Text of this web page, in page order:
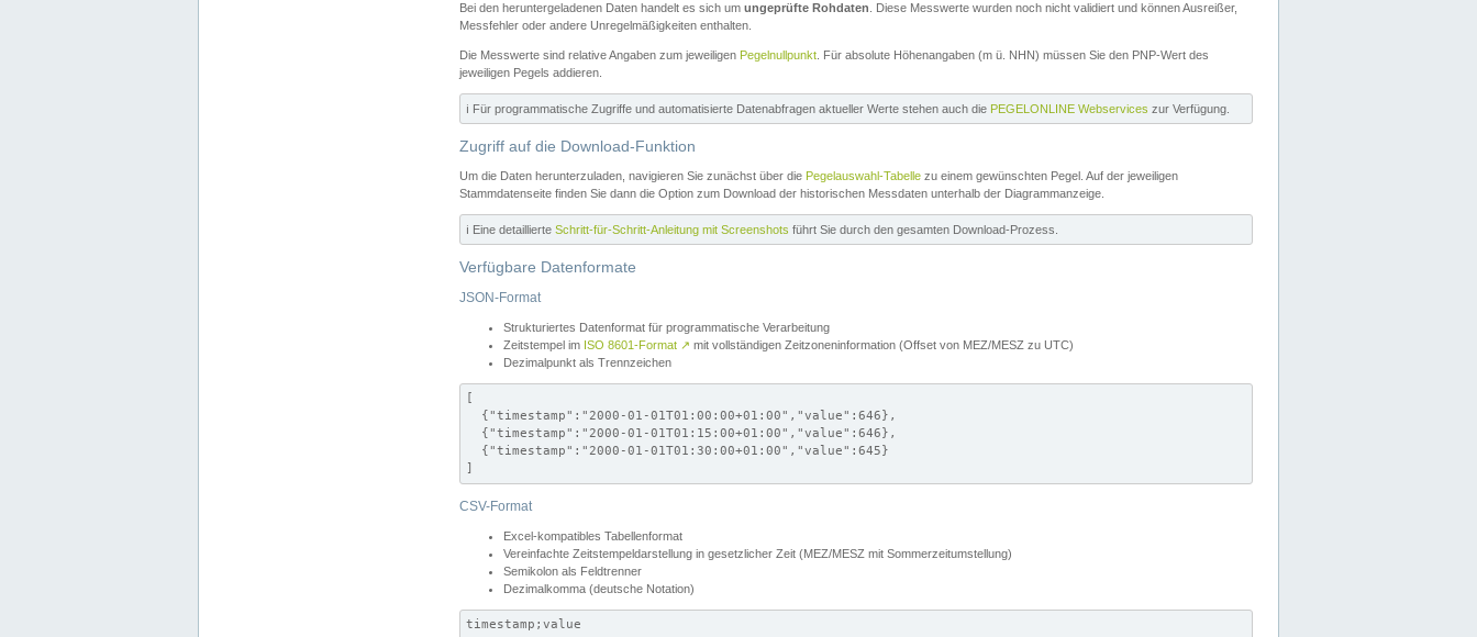
Bei den heruntergeladenen Daten handelt es sich um ungeprüfte Rohdaten . Diese Messwerte wurden noch nicht validiert und können Ausreißer,
Messfehler oder andere Unregelmäßigkeiten enthalten.
Die Messwerte sind relative Angaben zum jeweiligen Pegelnullpunkt . Für absolute Höhenangaben (m ü. NHN) müssen Sie den PNP-Wert des
jeweiligen Pegels addieren.
ℹ️ Für programmatische Zugriffe und automatisierte Datenabfragen aktueller Werte stehen auch die PEGELONLINE Webservices zur Verfügung.
Zugriff auf die Download-Funktion
Um die Daten herunterzuladen, navigieren Sie zunächst über die Pegelauswahl-Tabelle zu einem gewünschten Pegel. Auf der jeweiligen
Stammdatenseite finden Sie dann die Option zum Download der historischen Messdaten unterhalb der Diagrammanzeige.
ℹ️ Eine detaillierte Schritt-für-Schritt-Anleitung mit Screenshots führt Sie durch den gesamten Download-Prozess.
Verfügbare Datenformate
JSON-Format
Strukturiertes Datenformat für programmatische Verarbeitung
Zeitstempel im ISO 8601-Format ↗ mit vollständigen Zeitzoneninformation (Offset von MEZ/MESZ zu UTC)
Dezimalpunkt als Trennzeichen
[
  {"timestamp":"2000-01-01T01:00:00+01:00","value":646},
  {"timestamp":"2000-01-01T01:15:00+01:00","value":646},
  {"timestamp":"2000-01-01T01:30:00+01:00","value":645}
]
CSV-Format
Excel-kompatibles Tabellenformat
Vereinfachte Zeitstempeldarstellung in gesetzlicher Zeit (MEZ/MESZ mit Sommerzeitumstellung)
Semikolon als Feldtrenner
Dezimalkomma (deutsche Notation)
timestamp;value